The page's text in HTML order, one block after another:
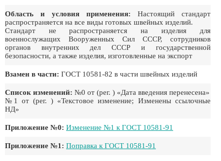
Область и условия применения: Настоящий стандарт
распространяется на все виды готовых швейных изделий.
Стандарт не распространяется на изделия для
военнослужащих Вооруженных Сил СССР, сотрудников
органов внутренних дел СССР и государственной
безопасности, а также изделия, изготовленные на экспорт
Взамен в части: ГОСТ 10581-82 в части швейных изделий
Список изменений: №0 от (рег. ) «Дата введения перенесена»
№1 от (рег. ) «Текстовое изменение; Изменены ссылочные
НД»
Приложение №0: Изменение №1 к ГОСТ 10581-91
Приложение №1: Поправка к ГОСТ 10581-91